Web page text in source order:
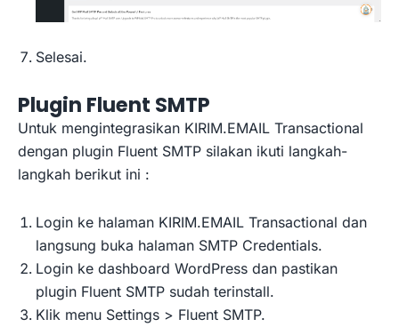
Selesai.
Plugin Fluent SMTP
Untuk mengintegrasikan KIRIM.EMAIL Transactional
dengan plugin Fluent SMTP silakan ikuti langkah-
langkah berikut ini :
Login ke halaman KIRIM.EMAIL Transactional dan
langsung buka halaman SMTP Credentials.
Login ke dashboard WordPress dan pastikan
plugin Fluent SMTP sudah terinstall.
Klik menu Settings > Fluent SMTP.